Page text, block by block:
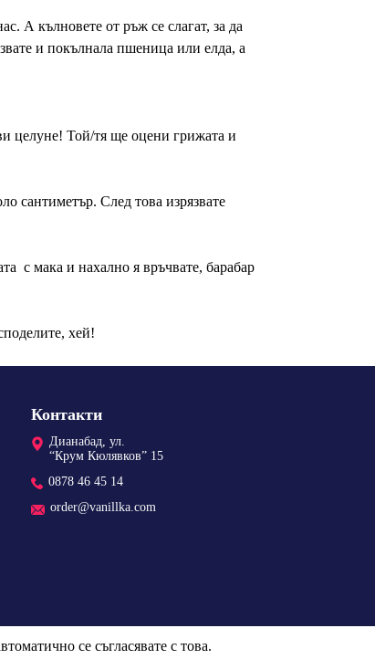
А кълновете от ръж се слагат, за да
и покълнала пшеница или елда, а
целуне! Той/тя ще оцени грижата и
сантиметър. След това изрязвате
с мака и нахално я връчвате, барабар
хей!
Контакти
Дианабад, ул.
“Крум Кюлявков” 15
0878 46 45 14
order@vanillka.com
се съгласявате с това.